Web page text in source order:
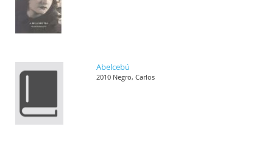
Abelcebú
2010 Negro, Carlos